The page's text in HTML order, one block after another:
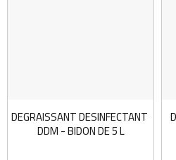
DEGRAISSANT DESINFECTANT
DDM - BIDON DE 5 L